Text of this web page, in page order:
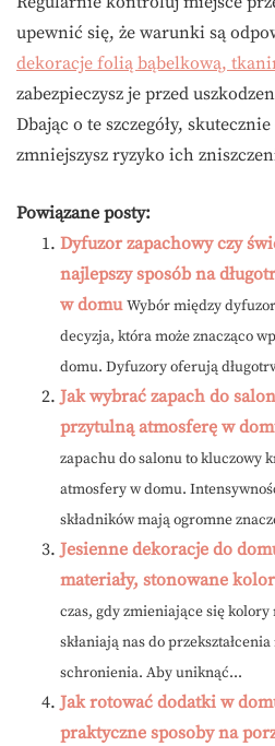
upewnić się, że warunki są
dekoracje folią bąbelkową,
zabezpieczysz je przed
Dbając o te szczegóły, skutecznie
zmniejszysz ryzyko ich
Powiązane posty:
Dyfuzor zapachowy czy
najlepszy sposób na
w domu Wybór między
decyzja, która może znacząco
domu. Dyfuzory oferują
Jak wybrać zapach do
przytulną atmosferę w
zapachu do salonu to kluczowy
atmosfery w domu.
składników mają ogromne
Jesienne dekoracje do
materiały, stonowane
czas, gdy zmieniające się
skłaniają nas do
schronienia. Aby uniknąć...
Jak rotować dodatki w
praktyczne sposoby na